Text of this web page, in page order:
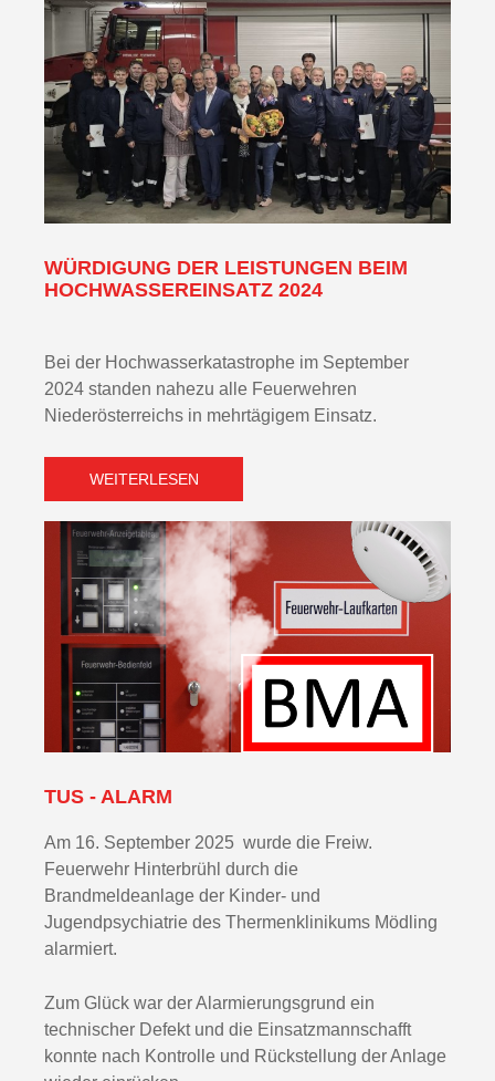
WÜRDIGUNG DER LEISTUNGEN BEIM
HOCHWASSEREINSATZ 2024
Bei der Hochwasserkatastrophe im September
2024 standen nahezu alle Feuerwehren
Niederösterreichs in mehrtägigem Einsatz.
WEITERLESEN
TUS - ALARM
Am 16. September 2025 wurde die Freiw.
Feuerwehr Hinterbrühl durch die
Brandmeldeanlage der Kinder- und
Jugendpsychiatrie des Thermenklinikums Mödling
alarmiert.
Zum Glück war der Alarmierungsgrund ein
technischer Defekt und die Einsatzmannschafft
konnte nach Kontrolle und Rückstellung der Anlage